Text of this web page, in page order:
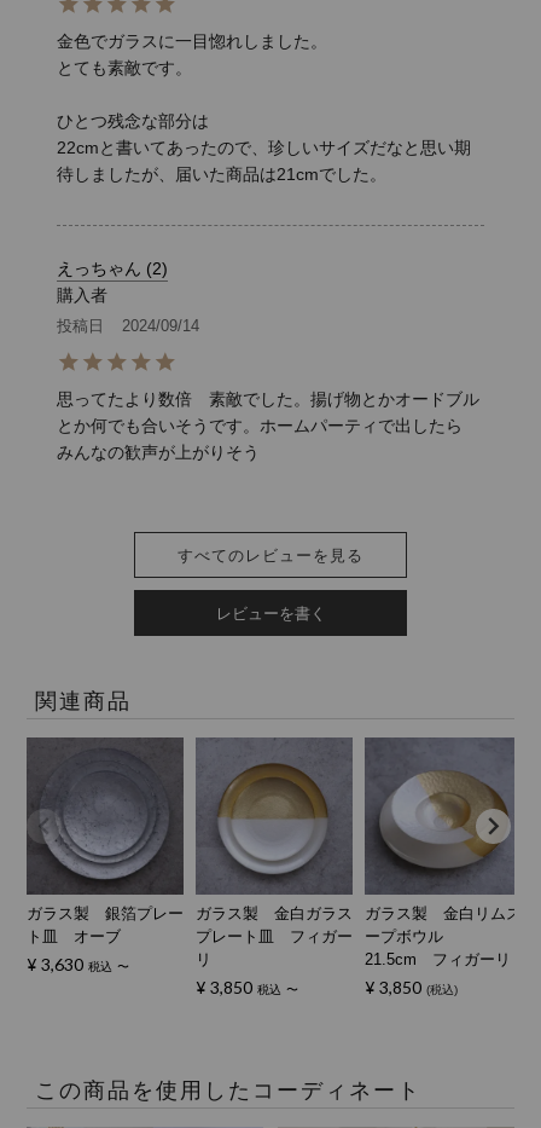
金色でガラスに一目惚れしました。
とても素敵です。
ひとつ残念な部分は
22cmと書いてあったので、珍しいサイズだなと思い期
待しましたが、届いた商品は21cmでした。
えっちゃん 2
購入者
投稿日 2024/09/14
思ってたより数倍　素敵でした。揚げ物とかオードブル
とか何でも合いそうです。ホームパーティで出したら
みんなの歓声が上がりそう
すべてのレビューを見る
レビューを書く
関連商品
ガラス製 銀箔プレー
ト皿 オーブ
¥ 3,630 税込 〜
ガラス製 金白ガラス
プレート皿 フィガー
リ
¥ 3,850 税込 〜
ガラス製 金白リムス
ープボウル
21.5cm フィガーリ
¥ 3,850 税込
この商品を使用したコーディネート